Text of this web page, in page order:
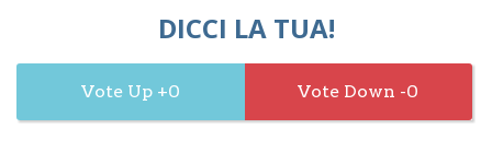
DICCI LA TUA!
0 0